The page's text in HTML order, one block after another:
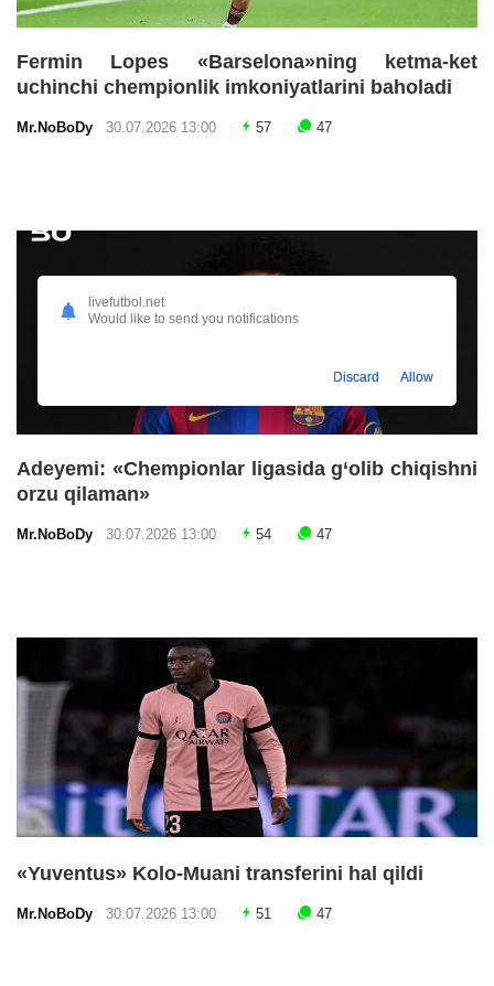
Fermin Lopes «Barselona»ning ketma-ket
uchinchi chempionlik imkoniyatlarini baholadi
Mr.NoBoDy 30.07.2026 13:00 57 47
Adeyemi: «Chempionlar ligasida g‘olib chiqishni
orzu qilaman»
Mr.NoBoDy 30.07.2026 13:00 54 47
«Yuventus» Kolo-Muani transferini hal qildi
Mr.NoBoDy 30.07.2026 13:00 51 47
livefutbol.net
Would like to send you notifications
Discard Allow